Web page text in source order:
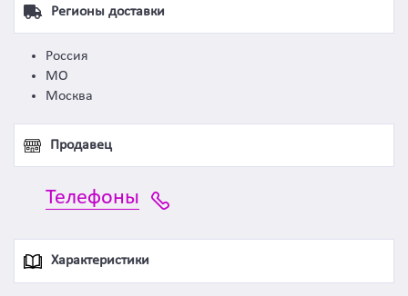
Регионы доставки
Россия
МО
Москва
Продавец
Телефоны
Характеристики